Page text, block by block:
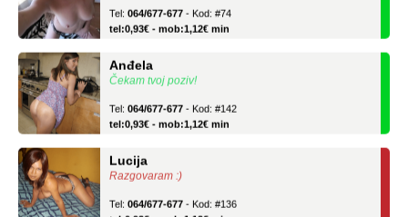
tel:0,93€ - mob:1,12€ min
Čekam tvoj poziv!
tel:0,93€ - mob:1,12€ min
Razgovaram :)
tel:0,93€ - mob:1,12€ min